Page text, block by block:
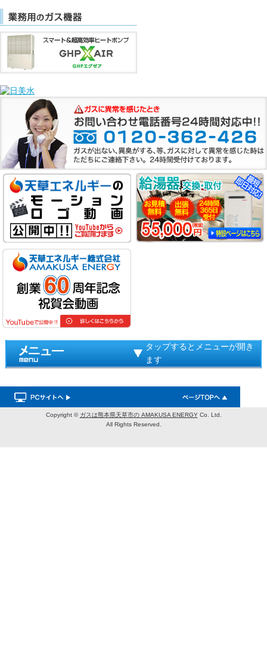
タップするとメニューが開き
ます
Copyright © ガスは熊本県天草市の AMAKUSA ENERGYCo. Ltd.
All Rights Reserved.